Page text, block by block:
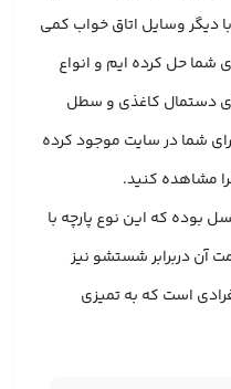
دیگر وسایل اتاق خواب کمی
شما حل کرده ایم و انواع
جای دستمال کاغذی و سطل
شما در سایت موجود کرده
مشاهده کنید.
بوده که این نوع پارچه با
آن دربرابر شستشو نیز
است که به تمیزی